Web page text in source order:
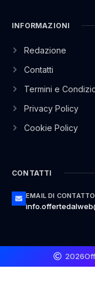
INFORMAZIONI
Redazione
Contatti
Termini e
Privacy Policy
Cookie Policy
CONTATTI
EMAIL DI
2026